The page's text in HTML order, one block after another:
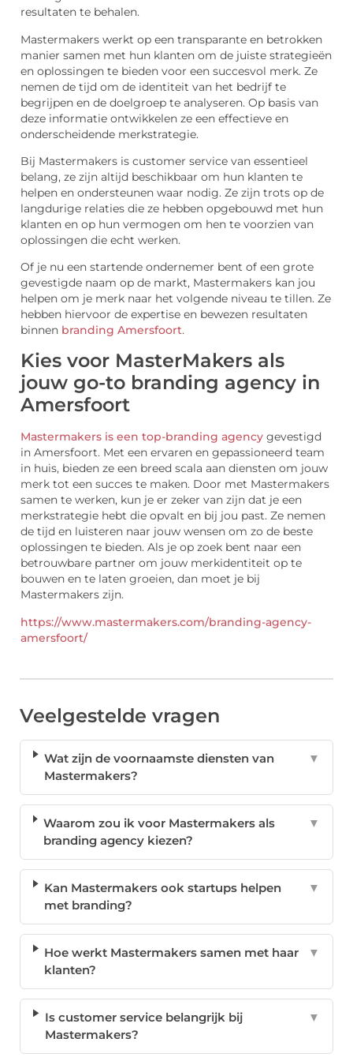
resultaten te behalen.
Mastermakers werkt op een transparante en betrokken
manier samen met hun klanten om de juiste strategieën
en oplossingen te bieden voor een succesvol merk. Ze
nemen de tijd om de identiteit van het bedrijf te
begrijpen en de doelgroep te analyseren. Op basis van
deze informatie ontwikkelen ze een effectieve en
onderscheidende merkstrategie.
Bij Mastermakers is customer service van essentieel
belang, ze zijn altijd beschikbaar om hun klanten te
helpen en ondersteunen waar nodig. Ze zijn trots op de
langdurige relaties die ze hebben opgebouwd met hun
klanten en op hun vermogen om hen te voorzien van
oplossingen die echt werken.
Of je nu een startende ondernemer bent of een grote
gevestigde naam op de markt, Mastermakers kan jou
helpen om je merk naar het volgende niveau te tillen. Ze
hebben hiervoor de expertise en bewezen resultaten
binnen branding Amersfoort.
Kies voor MasterMakers als
jouw go-to branding agency in
Amersfoort
Mastermakers is een top-branding agency gevestigd
in Amersfoort. Met een ervaren en gepassioneerd team
in huis, bieden ze een breed scala aan diensten om jouw
merk tot een succes te maken. Door met Mastermakers
samen te werken, kun je er zeker van zijn dat je een
merkstrategie hebt die opvalt en bij jou past. Ze nemen
de tijd en luisteren naar jouw wensen om zo de beste
oplossingen te bieden. Als je op zoek bent naar een
betrouwbare partner om jouw merkidentiteit op te
bouwen en te laten groeien, dan moet je bij
Mastermakers zijn.
https://www.mastermakers.com/branding-agency-
amersfoort/
Veelgestelde vragen
Wat zijn de voornaamste diensten van
Mastermakers?
▼
Waarom zou ik voor Mastermakers als
branding agency kiezen?
▼
Kan Mastermakers ook startups helpen
met branding?
▼
Hoe werkt Mastermakers samen met haar
klanten?
▼
Is customer service belangrijk bij
Mastermakers?
▼